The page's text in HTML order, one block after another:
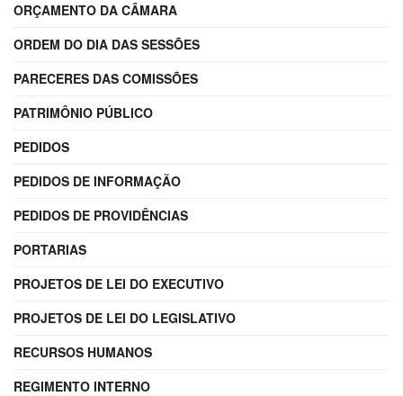
ORÇAMENTO DA CÂMARA
ORDEM DO DIA DAS SESSÕES
PARECERES DAS COMISSÕES
PATRIMÔNIO PÚBLICO
PEDIDOS
PEDIDOS DE INFORMAÇÃO
PEDIDOS DE PROVIDÊNCIAS
PORTARIAS
PROJETOS DE LEI DO EXECUTIVO
PROJETOS DE LEI DO LEGISLATIVO
RECURSOS HUMANOS
REGIMENTO INTERNO